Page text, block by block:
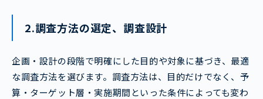
2.調査方法の選定、調査設計
企画・設計の段階で明確にした目的や対象に基づき、最適
な調査方法を選びます。調査方法は、目的だけでなく、予
算・ターゲット層・実施期間といった条件によっても変わ